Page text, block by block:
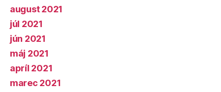
august 2021
júl 2021
jún 2021
máj 2021
apríl 2021
marec 2021